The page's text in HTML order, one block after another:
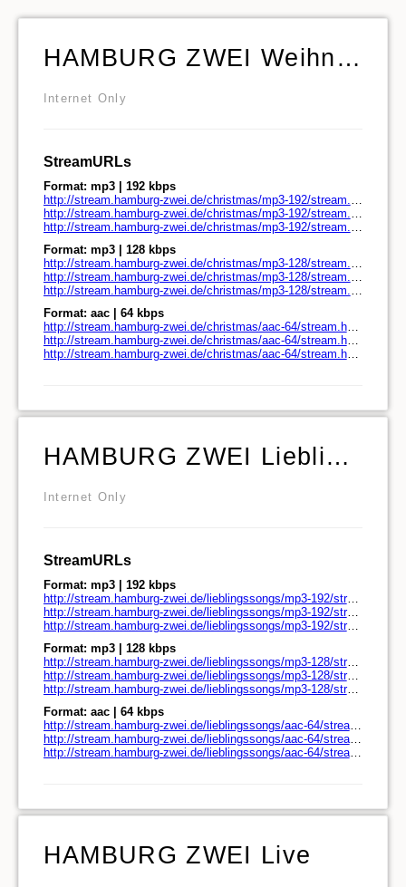
HAMBURG ZWEI Weihnachts Songs
Internet Only
StreamURLs
Format: mp3 | 192 kbps
http://stream.hamburg-zwei.de/christmas/mp3-192/stream.hamburg-zwei.de/
http://stream.hamburg-zwei.de/christmas/mp3-192/stream.hamburg-zwei.de/play.pls
http://stream.hamburg-zwei.de/christmas/mp3-192/stream.hamburg-zwei.de/play.m3u
Format: mp3 | 128 kbps
http://stream.hamburg-zwei.de/christmas/mp3-128/stream.hamburg-zwei.de/
http://stream.hamburg-zwei.de/christmas/mp3-128/stream.hamburg-zwei.de/play.pls
http://stream.hamburg-zwei.de/christmas/mp3-128/stream.hamburg-zwei.de/play.m3u
Format: aac | 64 kbps
http://stream.hamburg-zwei.de/christmas/aac-64/stream.hamburg-zwei.de/
http://stream.hamburg-zwei.de/christmas/aac-64/stream.hamburg-zwei.de/play.pls
http://stream.hamburg-zwei.de/christmas/aac-64/stream.hamburg-zwei.de/play.m3u
HAMBURG ZWEI Lieblingssongs
Internet Only
StreamURLs
Format: mp3 | 192 kbps
http://stream.hamburg-zwei.de/lieblingssongs/mp3-192/stream.hamburg-zwei.de/
http://stream.hamburg-zwei.de/lieblingssongs/mp3-192/stream.hamburg-zwei.de/play.pls
http://stream.hamburg-zwei.de/lieblingssongs/mp3-192/stream.hamburg-zwei.de/play.m3u
Format: mp3 | 128 kbps
http://stream.hamburg-zwei.de/lieblingssongs/mp3-128/stream.hamburg-zwei.de/
http://stream.hamburg-zwei.de/lieblingssongs/mp3-128/stream.hamburg-zwei.de/play.pls
http://stream.hamburg-zwei.de/lieblingssongs/mp3-128/stream.hamburg-zwei.de/play.m3u
Format: aac | 64 kbps
http://stream.hamburg-zwei.de/lieblingssongs/aac-64/stream.hamburg-zwei.de/
http://stream.hamburg-zwei.de/lieblingssongs/aac-64/stream.hamburg-zwei.de/play.pls
http://stream.hamburg-zwei.de/lieblingssongs/aac-64/stream.hamburg-zwei.de/play.m3u
HAMBURG ZWEI Live